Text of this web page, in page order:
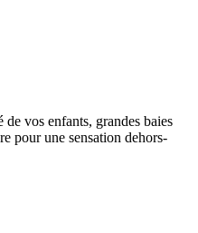
vos enfants, grandes baies
pour une sensation dehors-